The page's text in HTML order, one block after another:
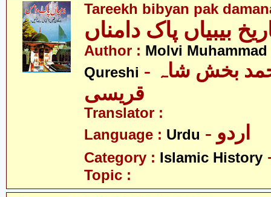
Tareekh bibyan pak
بیبیاں پاک دامناں
Author : Molvi
Qureshi - مولوی محمد بخش شاہ
قریسی
Translator :
Language : Urdu - اردو
Category : Islamic History
Topic :